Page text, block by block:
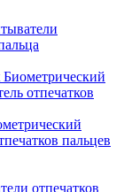
Биометрический
отпечатков
пальцев
отпечатков